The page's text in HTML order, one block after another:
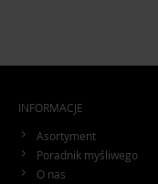
INFORMACJE
Asortyment
Poradnik myśliwego
O nas